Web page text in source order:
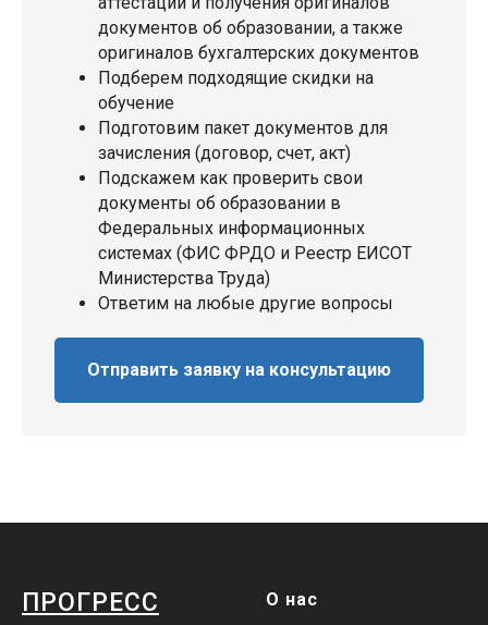
документов об образовании, а также
оригиналов бухгалтерских документов
Подберем подходящие скидки на
обучение
Подготовим пакет документов для
зачисления (договор, счет, акт)
Подскажем как проверить свои
документы об образовании в
Федеральных информационных
системах (ФИС ФРДО и Реестр ЕИСОТ
Министерства Труда)
Ответим на любые другие вопросы
Отправить заявку на консультацию
ПРОГРЕСС О нас